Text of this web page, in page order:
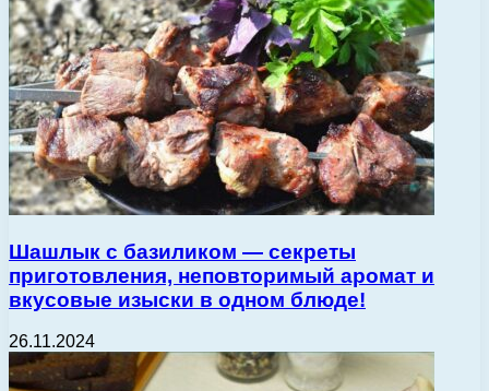
Шашлык с базиликом — секреты
приготовления, неповторимый аромат и
вкусовые изыски в одном блюде!
26.11.2024